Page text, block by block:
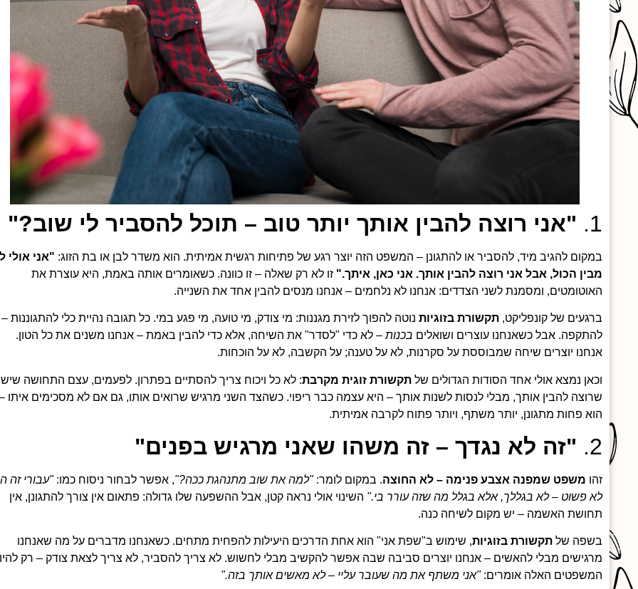
1. "אני רוצה להבין אותך יותר טוב – תוכל להסביר לי שוב?"
במקום להגיב מיד, להסביר או להתגונן – המשפט הזה יוצר רגע של פתיחות רגשית אמיתית. הוא משדר לבן או בת הזוג: "אני אולי
מבין הכול, אבל אני רוצה להבין אותך. אני כאן, איתך." זו לא רק שאלה – זו כוונה. כשאומרים אותה באמת, היא עוצרת את
האוטומטים, ומסמנת לשני הצדדים: אנחנו לא נלחמים – אנחנו מנסים להבין אחד את השנייה.
ברגעים של קונפליקט,תקשורת בזוגיות נוטה להפוך לזירת מגננות: מי צודק, מי טועה, מי פגע במי. כל תגובה נהיית כלי להתגוננות –
להתקפה. אבל כשאנחנו עוצרים ושואלים בכנות – לא כדי "לסדר" את השיחה, אלא כדי להבין באמת – אנחנו משנים את כל הטון.
אנחנו יוצרים שיחה שמבוססת על סקרנות, לא על טענה; על הקשבה, לא על הוכחות.
וכאן נמצא אולי אחד הסודות הגדולים שלתקשורת זוגית מקרבת: לא כל ויכוח צריך להסתיים בפתרון. לפעמים, עצם התחושה
שרוצה להבין אותך, מבלי לנסות לשנות אותך – היא עצמה כבר ריפוי. כשהצד השני מרגיש שרואים אותו, גם אם לא מסכימים איתו
הוא פחות מתגונן, יותר משתף, ויותר פתוח לקרבה אמיתית.
2. "זה לא נגדך – זה משהו שאני מרגיש בפנים"
זהו משפט שמפנה אצבע פנימה – לא החוצה. במקום לומר:"למה את שוב מתנהגת ככה?", אפשר לבחור ניסוח כמו:"עבורי זה
לא פשוט – לא בגללך, אלא בגלל מה שזה עורר בי." השינוי אולי נראה קטן, אבל ההשפעה שלו גדולה: פתאום אין צורך להתגונן, אין
תחושת האשמה – יש מקום לשיחה כנה.
בשפה שלתקשורת בזוגיות, שימוש ב"שפת אני" הוא אחת הדרכים היעילות להפחית מתחים. כשאנחנו מדברים על מה שאנחנו
מרגישים מבלי להאשים – אנחנו יוצרים סביבה שבה אפשר להקשיב מבלי לחשוש. לא צריך להסביר, לא צריך לצאת צודק – רק
המשפטים האלה אומרים:"אני משתף את מה שעובר עליי – לא מאשים אותך בזה."